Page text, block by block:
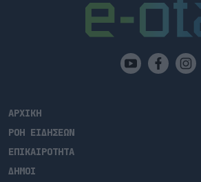
ΑΡΧΙΚΗ
ΡΟΗ ΕΙΔΗΣΕΩΝ
ΕΠΙΚΑΙΡΟΤΗΤΑ
ΔΗΜΟΙ